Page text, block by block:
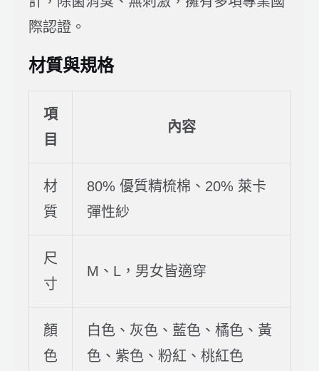
際認證。
材質與規格
項
目
內容
材
質
80% 優質精梳棉、20% 萊卡
彈性紗
尺
寸
M、L，男女皆適穿
顏
色
白色、灰色、藍色、橘色、黃
色、紫色、粉紅、桃紅色